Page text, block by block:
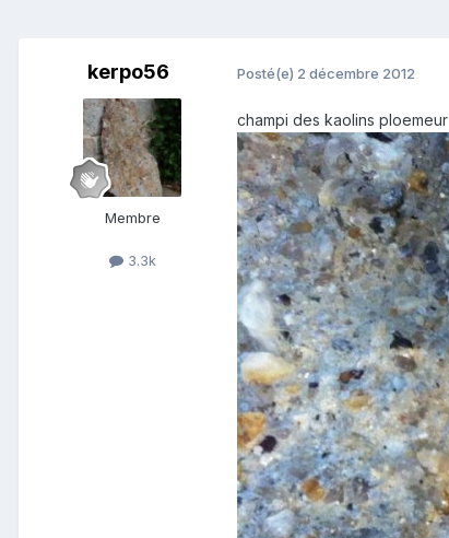
kerpo56
Membre
3.3k
Posté(e) 2 décembre 2012
champi des kaolins ploemeur